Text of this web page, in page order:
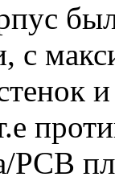
с
PCB